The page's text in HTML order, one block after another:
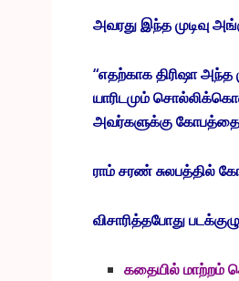
அவரது இந்த முடிவு
“எதற்காக திரிஷா அந்த
யாரிடமும்
அவர்களுக்கு கோபத்தை
ராம் சரண் சுலபத்தில்
விசாரித்தபோது
கதையில் மாற்றம்